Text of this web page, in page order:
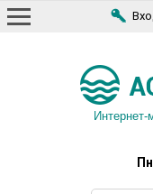
Интернет-